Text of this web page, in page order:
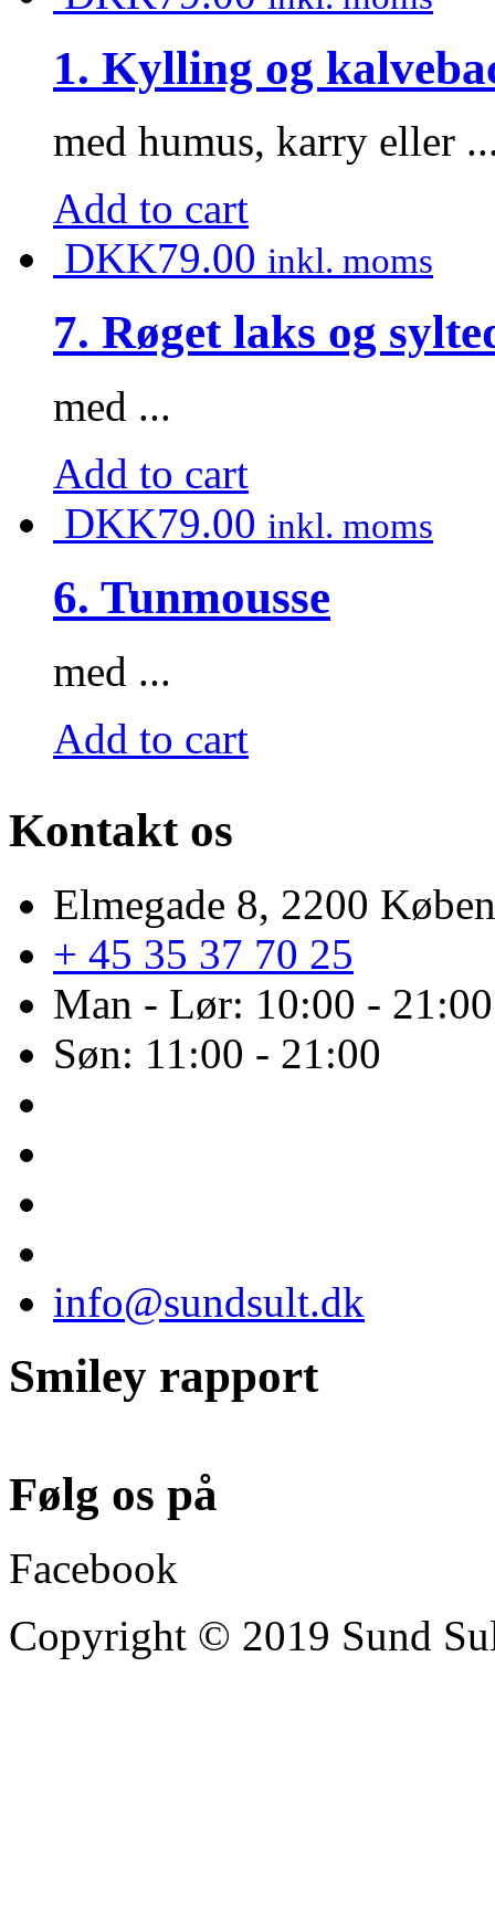
1. Kylling og
med humus, karry eller
Add to cart
DKK79.00 inkl. moms
7. Røget laks og
med ...
Add to cart
DKK79.00 inkl. moms
6. Tunmousse
med ...
Add to cart
Kontakt os
Elmegade 8, 2200
+ 45 35 37 70 25
Man - Lør: 10:00 - 21:00
Søn: 11:00 - 21:00
info@sundsult.dk
Smiley rapport
Følg os på
Facebook
Copyright © 2019 Sund